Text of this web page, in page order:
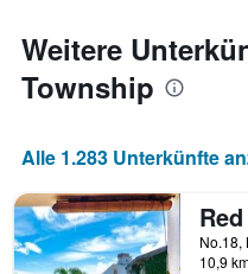
die
durchschnittlichen
Weitere
Township
Alle 1.283 Unterkünfte
10,9